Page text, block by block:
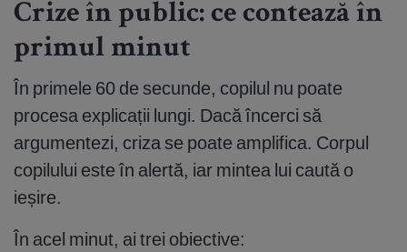
Crize în public: ce contează în
primul minut
În primele 60 de secunde, copilul nu poate
procesa explicații lungi. Dacă încerci să
argumentezi, criza se poate amplifica. Corpul
copilului este în alertă, iar mintea lui caută o
ieșire.
În acel minut, ai trei obiective: